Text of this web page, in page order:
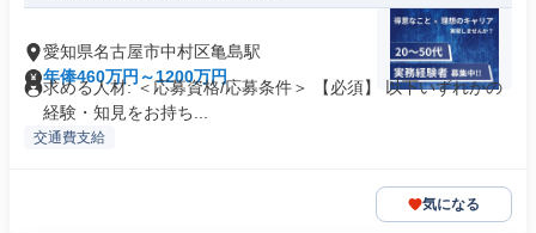
愛知県名古屋市中村区亀島駅
年俸460万円～1200万円
求める人材: ＜応募資格/応募条件＞ 【必須】 以下いずれかの
経験・知見をお持ち...
交通費支給
気になる